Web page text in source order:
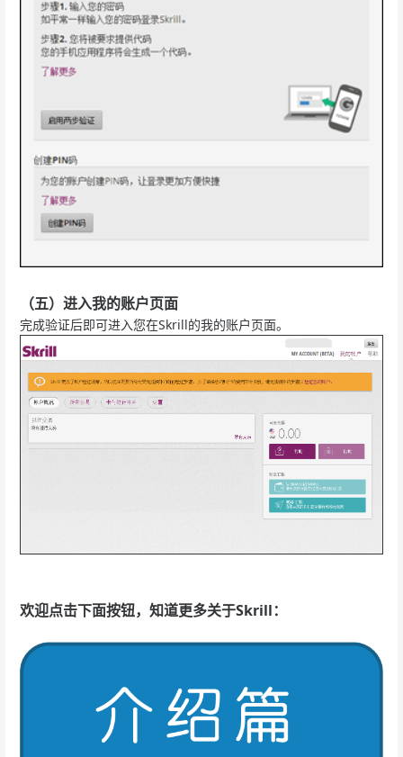
（五）进入我的账户页面
完成验证后即可进入您在Skrill的我的账户页面。
欢迎点击下面按钮，知道更多关于Skrill：